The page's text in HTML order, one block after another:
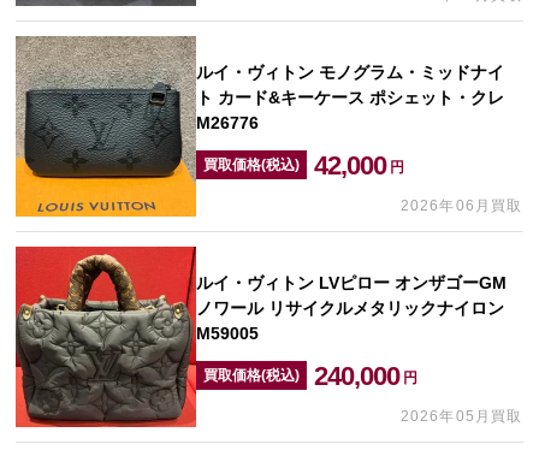
ルイ・ヴィトン モノグラム・ミッドナイ
ト カード&キーケース ポシェット・クレ
M26776
買取価格(税込) 42,000 円
2026年06月買取
ルイ・ヴィトン LVピロー オンザゴーGM
ノワール リサイクルメタリックナイロン
M59005
買取価格(税込) 240,000 円
2026年05月買取